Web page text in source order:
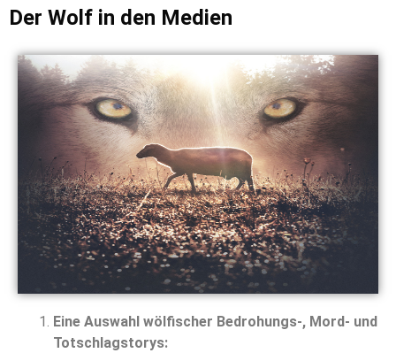
Der Wolf in den Medien
Eine Auswahl wölfischer Bedrohungs-, Mord- und
Totschlagstorys: